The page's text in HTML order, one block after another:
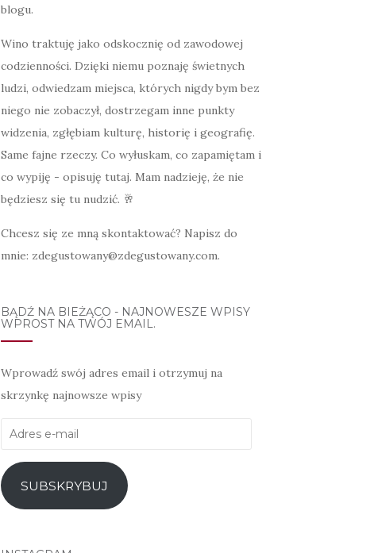
blogu.
Wino traktuję jako odskocznię od zawodowej
codzienności. Dzięki niemu poznaję świetnych
ludzi, odwiedzam miejsca, których nigdy bym bez
niego nie zobaczył, dostrzegam inne punkty
widzenia, zgłębiam kulturę, historię i geografię.
Same fajne rzeczy. Co wyłuskam, co zapamiętam i
co wypiję - opisuję tutaj. Mam nadzieję, że nie
będziesz się tu nudzić. 🥂
Chcesz się ze mną skontaktować? Napisz do
mnie: zdegustowany@zdegustowany.com.
BĄDŹ NA BIEŻĄCO - NAJNOWESZE WPISY
WPROST NA TWÓJ EMAIL.
Wprowadź swój adres email i otrzymuj na
skrzynkę najnowsze wpisy
Adres
mail
SUBSKRYBUJ